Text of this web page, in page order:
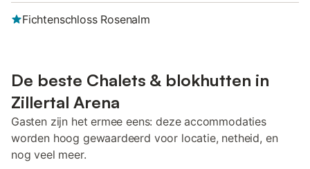
Fichtenschloss Rosenalm
De beste Chalets & blokhutten in
Zillertal Arena
Gasten zijn het ermee eens: deze accommodaties
worden hoog gewaardeerd voor locatie, netheid, en
nog veel meer.